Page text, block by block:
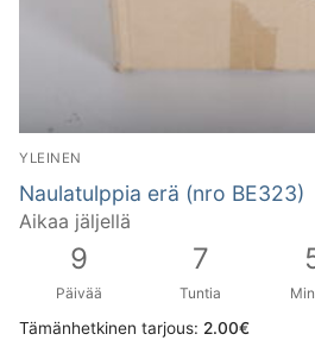
YLEINEN
Naulatulppia erä (nro BE323)
Aikaa jäljellä
9
Päivää
7
Tuntia
Tämänhetkinen tarjous: 2.00€